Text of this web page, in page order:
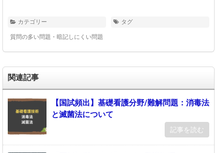
カテゴリー
質問の多い問題・暗記しにくい問題
タグ
関連記事
【国試頻出】基礎看護分野/難解問題：消毒法
と滅菌法について
記事を読む